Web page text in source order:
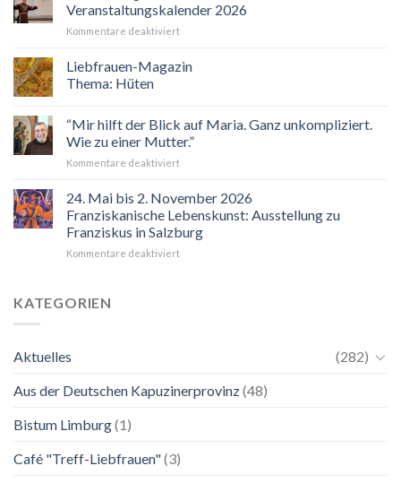
Veranstaltungskalender 2026
Kommentare deaktiviertfür
sind
eingeladen!
Liebfrauen-Magazin
Thema: Hüten
“Mir hilft der Blick auf Maria. Ganz unkompliziert.
Wie zu einer Mutter.”
Kommentare deaktiviertfür
hilft
der
Blick
auf
Maria.
24. Mai bis 2. November 2026
Franziskanische Lebenskunst: Ausstellung zu
Franziskus in Salzburg
Kommentare deaktiviertfür
Ausstellung
KATEGORIEN
Aktuelles
(282)
Aus der Deutschen Kapuzinerprovinz(48)
Bistum Limburg(1)
Café "Treff-Liebfrauen"(3)